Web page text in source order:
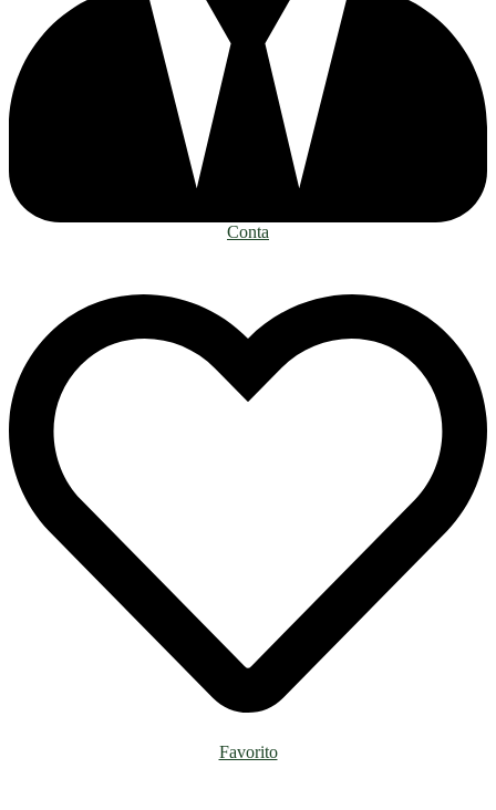
Conta
Favorito